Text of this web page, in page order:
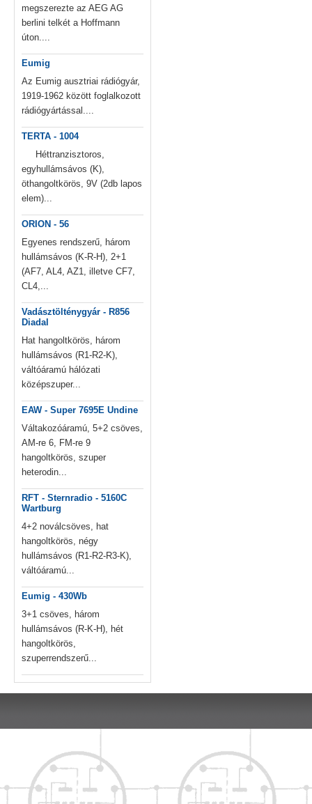
megszerezte az AEG AG
berlini telkét a Hoffmann
úton....
Eumig
Az Eumig ausztriai rádiógyár,
1919-1962 között foglalkozott
rádiógyártással....
TERTA - 1004
Héttranzisztoros,
egyhullámsávos (K),
öthangoltkörös, 9V (2db lapos
elem)...
ORION - 56
Egyenes rendszerű, három
hullámsávos (K-R-H), 2+1
(AF7, AL4, AZ1, illetve CF7,
CL4,...
Vadásztölténygyár - R856
Diadal
Hat hangoltkörös, három
hullámsávos (R1-R2-K),
váltóáramú hálózati
középszuper...
EAW - Super 7695E Undine
Váltakozóáramú, 5+2 csöves,
AM-re 6, FM-re 9
hangoltkörös, szuper
heterodin...
RFT - Sternradio - 5160C
Wartburg
4+2 noválcsöves, hat
hangoltkörös, négy
hullámsávos (R1-R2-R3-K),
váltóáramú...
Eumig - 430Wb
3+1 csöves, három
hullámsávos (R-K-H), hét
hangoltkörös,
szuperrendszerű...